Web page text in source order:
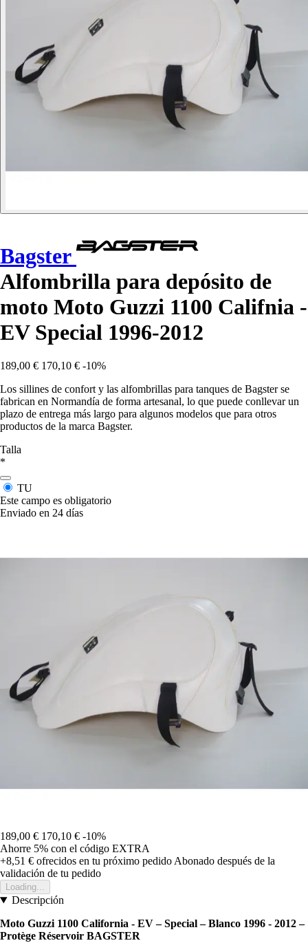
Bagster
Alfombrilla para depósito de
moto Moto Guzzi 1100 Califnia -
EV Special 1996-2012
189,00 € 170,10 € -10%
Los sillines de confort y las alfombrillas para tanques de Bagster se
fabrican en Normandía de forma artesanal, lo que puede conllevar un
plazo de entrega más largo para algunos modelos que para otros
productos de la marca Bagster.
Talla
*
TU
Este campo es obligatorio
Enviado en 24 días
189,00 € 170,10 € -10%
Ahorre 5% con el código EXTRA
+8,51 € ofrecidos en tu próximo pedido Abonado después de la
validación de tu pedido
Loading...
Descripción
Moto Guzzi 1100 California - EV – Special – Blanco 1996 - 2012 –
Protège Réservoir BAGSTER